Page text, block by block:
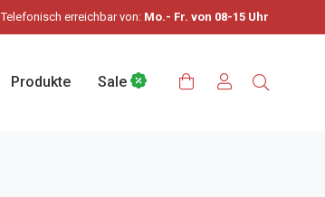
Telefonisch erreichbar von: Mo.- Fr. von 08-15 Uhr
Produkte Sale